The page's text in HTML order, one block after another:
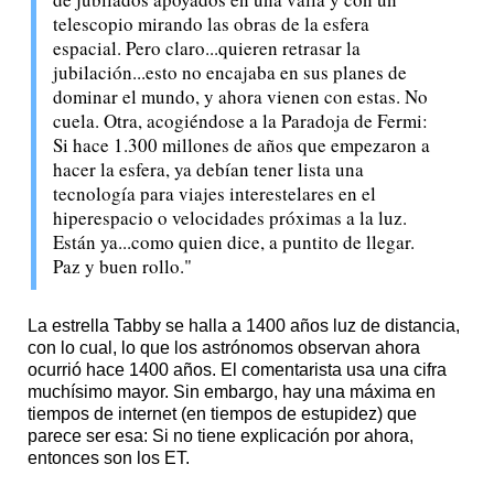
telescopio mirando las obras de la esfera
espacial. Pero claro...quieren retrasar la
jubilación...esto no encajaba en sus planes de
dominar el mundo, y ahora vienen con estas. No
cuela. Otra, acogiéndose a la Paradoja de Fermi:
Si hace 1.300 millones de años que empezaron a
hacer la esfera, ya debían tener lista una
tecnología para viajes interestelares en el
hiperespacio o velocidades próximas a la luz.
Están ya...como quien dice, a puntito de llegar.
Paz y buen rollo."
La estrella Tabby se halla a 1400 años luz de distancia,
con lo cual, lo que los astrónomos observan ahora
ocurrió hace 1400 años. El comentarista usa una cifra
muchísimo mayor. Sin embargo, hay una máxima en
tiempos de internet (en tiempos de estupidez) que
parece ser esa: Si no tiene explicación por ahora,
entonces son los ET.